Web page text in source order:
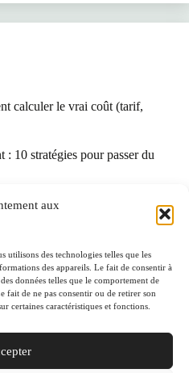
aux
utilisons des technologies telles que les
des appareils. Le fait de consentir à
données telles que le comportement de
fait de ne pas consentir ou de retirer son
certaines caractéristiques et fonctions.
calculer le vrai coût (tarif,
: 10 stratégies pour passer du
: normes, tolérances et
optimiser les petits colis B2B
7 modèles de hubs et